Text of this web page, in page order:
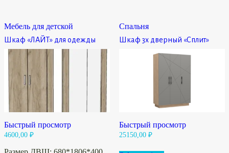
Мебель для детской
Шкаф «ЛАЙТ» для одежды
Быстрый просмотр
4600,00 ₽
Спальня
Шкаф 3х дверный «Сплит»
Быстрый просмотр
25150,00 ₽